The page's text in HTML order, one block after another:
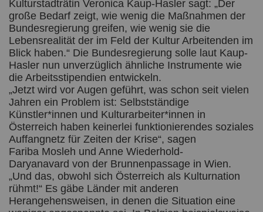
Kulturstadträtin Veronica Kaup-Hasler sagt: „Der
große Bedarf zeigt, wie wenig die Maßnahmen der
Bundesregierung greifen, wie wenig sie die
Lebensrealität der im Feld der Kultur Arbeitenden im
Blick haben.“ Die Bundesregierung solle laut Kaup-
Hasler nun unverzüglich ähnliche Instrumente wie
die Arbeitsstipendien entwickeln.
„Jetzt wird vor Augen geführt, was schon seit vielen
Jahren ein Problem ist: Selbstständige
Künstler*innen und Kulturarbeiter*innen in
Österreich haben keinerlei funktionierendes soziales
Auffangnetz für Zeiten der Krise“, sagen
Fariba Mosleh und Anne Wiederhold-
Daryanavard von der Brunnenpassage in Wien.
„Und das, obwohl sich Österreich als Kulturnation
rühmt!“ Es gäbe Länder mit anderen
Herangehensweisen, in denen die Situation eine